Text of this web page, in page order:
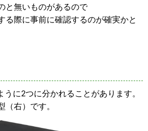
と無いものがあるので
る際に事前に確認するのが確実かと
うに2つに分かれることがあります。
右）です。